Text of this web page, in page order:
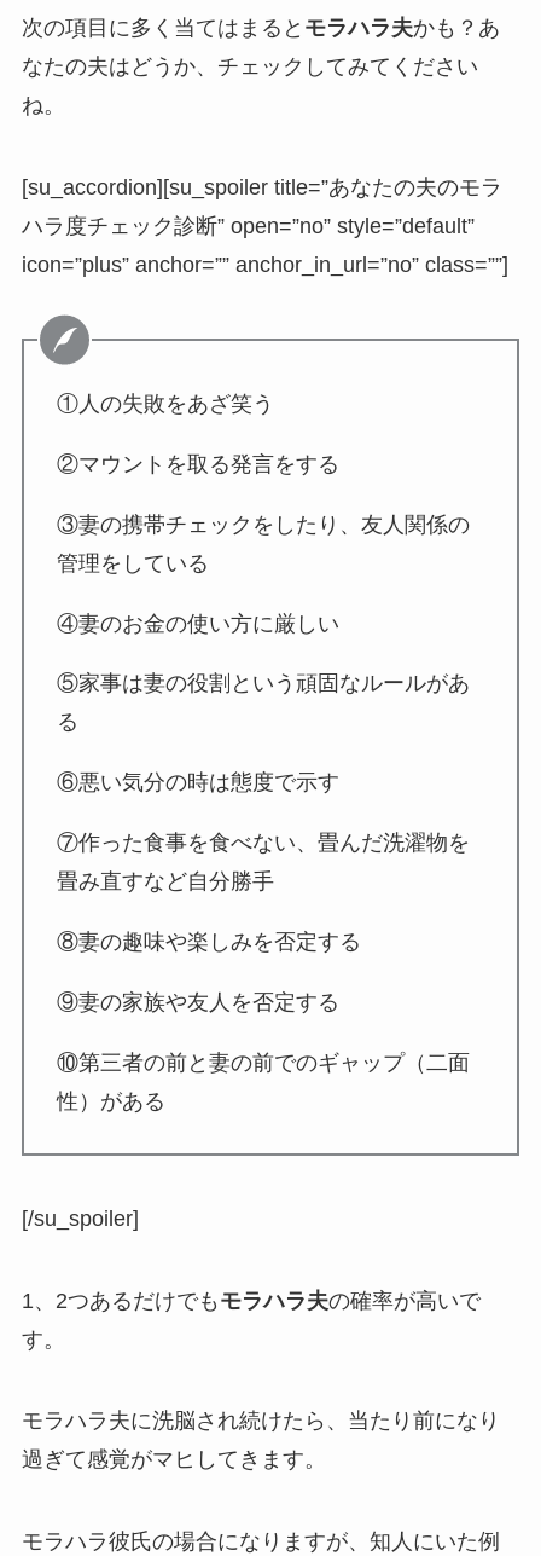
次の項目に多く当てはまると モラハラ夫かも？あ
なたの夫はどうか、チェックしてみてください
ね。
[su_accordion][su_spoiler title=”あなたの夫のモラ
ハラ度チェック診断” open=”no” style=”default”
icon=”plus” anchor=”” anchor_in_url=”no” class=””]
①人の失敗をあざ笑う
②マウントを取る発言をする
③妻の携帯チェックをしたり、友人関係の
管理をしている
④妻のお金の使い方に厳しい
⑤家事は妻の役割という頑固なルールがあ
る
⑥悪い気分の時は態度で示す
⑦作った食事を食べない、畳んだ洗濯物を
畳み直すなど自分勝手
⑧妻の趣味や楽しみを否定する
⑨妻の家族や友人を否定する
⑩第三者の前と妻の前でのギャップ（二面
性）がある
[/su_spoiler]
1、2つあるだけでも モラハラ夫の確率が高いで
す。
モラハラ夫に洗脳され続けたら、当たり前になり
過ぎて感覚がマヒしてきます。
モラハラ彼氏の場合になりますが、知人にいた例